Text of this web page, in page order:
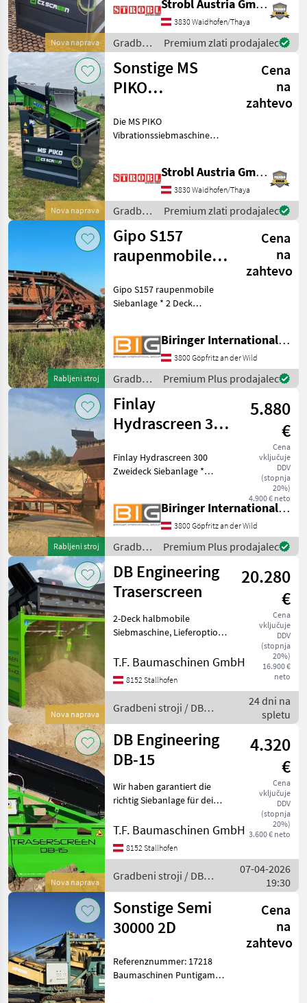
Finlay
1
Gipo
1
MARKETPLACE
Marketplace
Ponudbe
trgovcev
Mali
Nova naprava
effiziente und flexible
Lösung für das Sieben von
Materialien benötigen. Ent
Strobl Austria GmbH
3830 Waidhofen/Thaya
Gradbeni
stroji /
Sonstige
Premium zlati prodajalec
Nova naprava
Sonstige MS
PIKO
Vibrationssiebmaschine
Cena
na
zahtevo
Die MS PIKO
Vibrationssiebmaschine
kleineren Ladern und
Minibaggern konzipiert und
bietet eine optimale
Lösung für die
Strobl Austria GmbH
3830 Waidhofen/Thaya
Gradbeni
stroji /
Sonstige
Premium zlati prodajalec
Rabljeni stroj
Gipo S157
raupenmobile
Cena
na
zahtevo
Gipo S157 raupenmobile
Siebanlage * 2 Deck
Betriebsstunden: ca. 1.100 h
Gradbeni stroji Presejalne
naprava
Biringer International GmbH
3800 Göpfritz an der Wild
Gradbeni
stroji /
Gipo
Premium Plus prodajalec
Rabljeni stroj
Finlay
Hydrascreen 300
Siebanlage
5.880
€
Cena
vključuje
DDV
(stopnja
20%)
4.900 € neto
Finlay Hydrascreen 300
Zweideck Siebanlage *
Aufgabeband * Siebfläche:
1, 20 x 2, 50 m * 2 Deck
Siebanlage Gradbeni stroji
Prese
Biringer International GmbH
3800 Göpfritz an der Wild
Gradbeni
stroji /
Finlay
Premium Plus prodajalec
Nova naprava
DB Engineering
Traserscreen
20.280
€
Cena
vključuje
DDV
(stopnja
20%)
16.900 €
neto
2-Deck halbmobile
Siebmaschine, Lieferoption
Materialrutsche,
Hebeketten und Benzin-
Handhabung und Transp
T.F. Baumaschinen GmbH
8152 Stallhofen
Gradbeni stroji / DB
Engineering
24 dni na
spletu
Nova naprava
DB Engineering
DB-15
4.320
€
Cena
vključuje
DDV
(stopnja
20%)
3.600 € neto
Wir haben garantiert die
richtig Siebanlage für deine
Engineering decken wir das
kompakten und mobilen
T.F. Baumaschinen GmbH
8152 Stallhofen
Gradbeni stroji / DB
Engineering
07-04-2026
19:30
Sonstige Semi
30000 2D
Cena
na
zahtevo
Referenznummer: 17218
Baumaschinen Puntigam